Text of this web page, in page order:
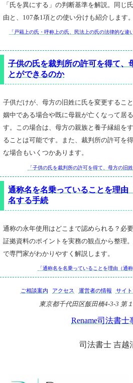
「氏を異にする」の判断基準を解説。同じ
由と、107条1項との使い分けも紹介します。
「戸籍上の氏・呼称上の氏、民法上の氏の法律的な違
子供の氏を裁判所の許可を得て、
とができるのか
子供だけが、母方の旧姓に氏を変更するこ
姻中である場合や既に母親が亡くなって居
す。この場合は、母方の親族と養子縁組を
ることは可能です。また、裁判所の許可を
な場合もいくつかあります。
「子供の氏を裁判所の許可を得て、母方の旧
通称名を名乗っていることを理由
名する手続
通称の永年使用はどこまで認められる？必
証拠資料のポイントを実務の観点から整理
で専門家がわかりやすく解説します。
「通称名を名乗っていることを理由（通
ご相談案内 アクセス 運営者の情報 サイ
東京都千代田区飯田橋4-3-3 第
Rename司法書士
司法書士 吉越